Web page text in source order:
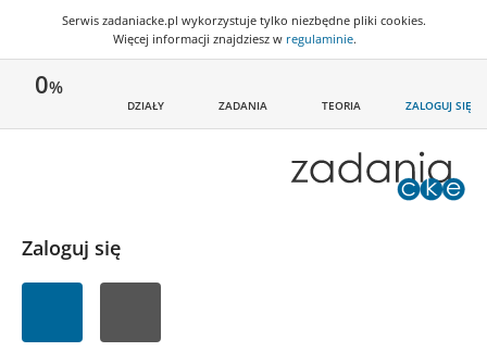
Serwis zadaniacke.pl wykorzystuje tylko niezbędne pliki cookies.
Więcej informacji znajdziesz w regulaminie.
0%
DZIAŁY ZADANIA TEORIA ZALOGUJ SIĘ
Zaloguj się